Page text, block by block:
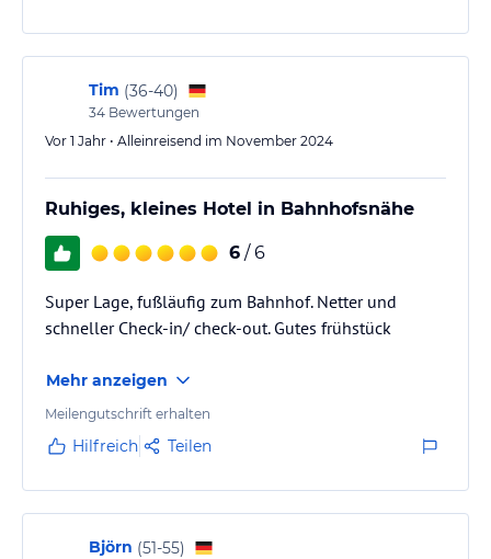
Tim (36-40)
34 Bewertungen
Vor 1 Jahr • Alleinreisend im November 2024
Ruhiges, kleines Hotel in Bahnhofsnähe
6 / 6
Super Lage, fußläufig zum Bahnhof. Netter und
schneller Check-in/ check-out. Gutes frühstück
Mehr anzeigen
Meilengutschrift erhalten
Hilfreich Teilen
Björn (51-55)